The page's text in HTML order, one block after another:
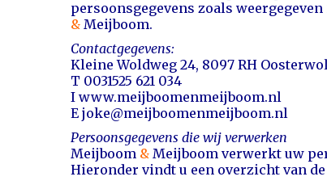
persoonsgegevens zoals
& Meijboom.
Contactgegevens:
Kleine Woldweg 24, 8097 RH
T 0031525 621 034
I www.meijboomenmeijboom.nl
E joke@meijboomenmeijboom.nl
Persoonsgegevens die wij verwerken
Meijboom & Meijboom verwerkt uw
Hieronder vindt u een overzicht van